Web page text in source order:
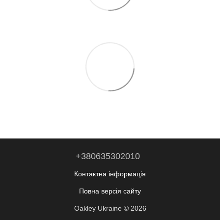
+380635302010
Контактна інформація
Повна версія сайту
Oakley Ukraine © 2026